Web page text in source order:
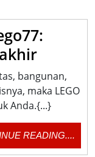
Lego77:
Tak
bangunan,
maka LEGO
Anda.{...}
READING....